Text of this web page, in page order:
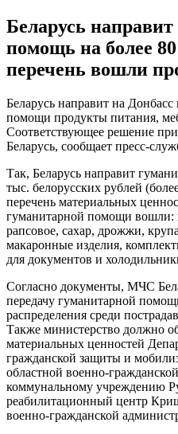
Беларусь
помощь на более
перечень вошли
Беларусь направит на Донбасс
помощи продукты питания,
Соответствующее решение
Беларусь, сообщает пресс-
Так, Беларусь направит
тыс. белорусских рублей
перечень материальных
гуманитарной помощи вошли:
рапсовое, сахар, дрожжи,
макаронные изделия,
для документов и
Согласно документы, МЧС
передачу гуманитарной
распределения среди
Также министерство должно
материальных ценностей
гражданской защиты и
областной военно-
коммунальному учреждению
реабилитационный центр
военно-гражданской